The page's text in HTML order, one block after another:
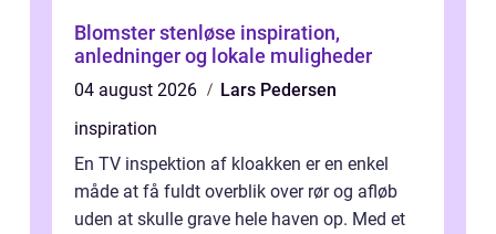
Blomster stenløse inspiration,
anledninger og lokale muligheder
04 august 2026
Lars Pedersen
inspiration
En TV inspektion af kloakken er en enkel
måde at få fuldt overblik over rør og afløb
uden at skulle grave hele haven op. Med et